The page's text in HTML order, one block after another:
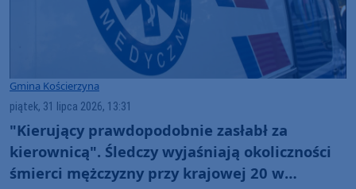
Gmina Kościerzyna
piątek, 31 lipca 2026, 13:31
"Kierujący prawdopodobnie zasłabł za
kierownicą". Śledczy wyjaśniają okoliczności
śmierci mężczyzny przy krajowej 20 w